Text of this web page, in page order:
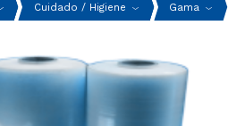
Cuidado / Higiene Gama